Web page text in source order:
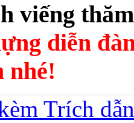
viếng
diễn
nhé!
Trích dẫn